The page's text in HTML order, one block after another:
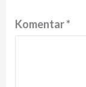
Komentar*